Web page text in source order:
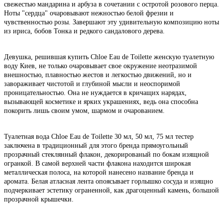
свежестью мандарина и арбуза в сочетании с остротой розового перца.
Ноты "сердца" очаровывают нежностью белой фрезии и
чувственностью розы. Завершают эту удивительную композицию ноты
из ириса, бобов Тонка и редкого сандалового дерева.
Девушка, решившая купить Chloe Eau de Toilette женскую туалетную
воду Киев, не только очаровывает свое окружение неотразимой
внешностью, плавностью жестов и легкостью движений, но и
завораживает чистотой и глубиной мысли и неоспоримой
проницательностью. Она не нуждается в кричащих нарядах,
вызывающей косметике и ярких украшениях, ведь она способна
покорить лишь своим умом, шармом и очарованием.
Туалетная вода Chloe Eau de Toilette 30 мл, 50 мл, 75 мл тестер
заключена в традиционный для этого бренда прямоугольный
прозрачный стеклянный флакон, декорированый по бокам изящной
огранкой. В самой верхней части флакона находится широкая
металлическая полоса, на которой нанесено название бренда и
аромата. Белая атласная лента опоясывает горлышко сосуда и изящно
подчеркивает эстетику ограненной, как драгоценный камень, большой
прозрачной крышечки.